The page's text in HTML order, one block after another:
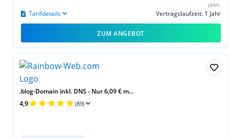
jährl.
Vertragslaufzeit: 1 Jahr
Tarifdetails
ZUM ANGEBOT
.blog-Domain inkl. DNS - Nur 6,09 € m...
4,9 (89)